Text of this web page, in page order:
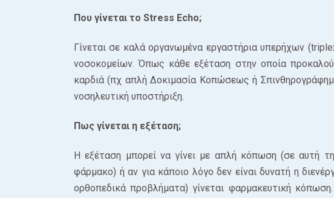
Που γίνεται το Stress Echo;
Γίνεται σε καλά οργανωμένα εργαστήρια υπερήχων
νοσοκομείων. Όπως κάθε εξέταση στην οποία
καρδιά (πχ απλή Δοκιμασία Κοπώσεως ή
νοσηλευτική υποστήριξη.
Πως γίνεται η εξέταση;
Η εξέταση μπορεί να γίνει με απλή κόπωση (σε αυτή
φάρμακο) ή αν για κάποιο λόγο δεν είναι δυνατή η
ορθοπεδικά προβλήματα) γίνεται φαρμακευτική